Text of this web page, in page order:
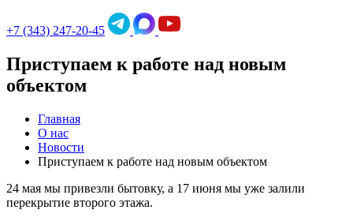
+7 (343) 247-20-45
Приступаем к работе над новым
объектом
Главная
О нас
Новости
Приступаем к работе над новым объектом
24 мая мы привезли бытовку, а 17 июня мы уже залили
перекрытие второго этажа.